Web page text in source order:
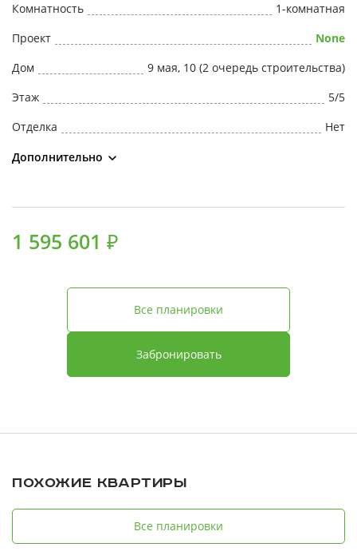
Выбор недвижимости
Офис продаж
Работа
Комнатность
1-комнатная
Проект
None
Дом
9 мая, 10 (2 очередь строительства)
Этаж
5/5
Отделка
Нет
Дополнительно
1 595 601 ₽
Забронировать
Все планировки
Похожие квартиры
Все планировки